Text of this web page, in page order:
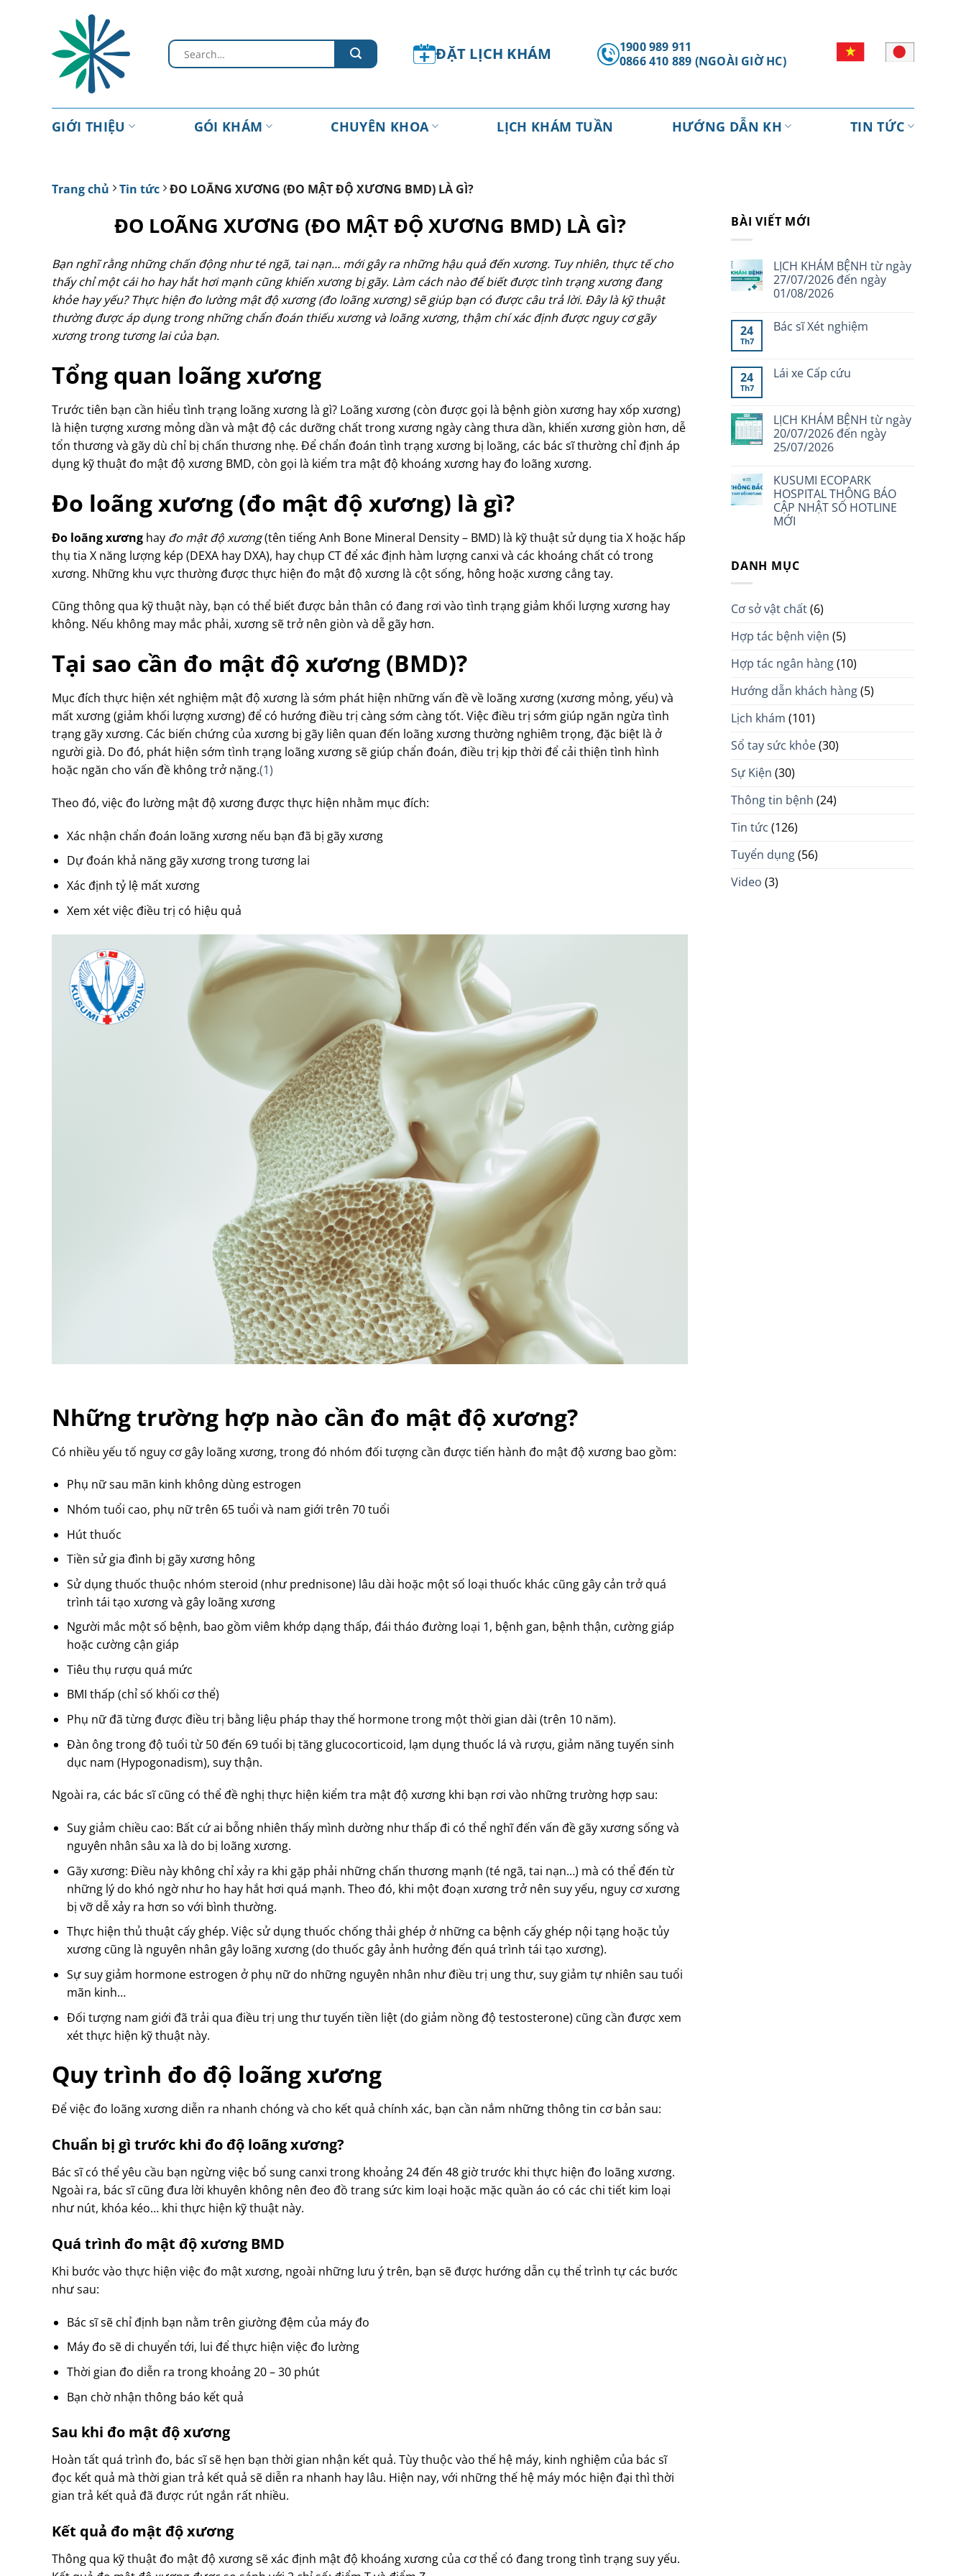
ĐẶT LỊCH KHÁM
1900 989 911
0866 410 889 (NGOÀI GIỜ HC)
GIỚI THIỆU GÓI KHÁM CHUYÊN KHOA LỊCH KHÁM TUẦN HƯỚNG DẪN KH TIN TỨC
Trang chủ Tin tức ĐO LOÃNG XƯƠNG (ĐO MẬT ĐỘ XƯƠNG BMD) LÀ GÌ?
ĐO LOÃNG XƯƠNG (ĐO MẬT ĐỘ XƯƠNG BMD) LÀ GÌ?
Bạn nghĩ rằng những chấn động như té ngã, tai nạn… mới gây ra những hậu quả đến xương. Tuy nhiên, thực tế cho
thấy chỉ một cái ho hay hắt hơi mạnh cũng khiến xương bị gãy. Làm cách nào để biết được tình trạng xương đang
khỏe hay yếu? Thực hiện đo lường mật độ xương (đo loãng xương) sẽ giúp bạn có được câu trả lời. Đây là kỹ thuật
thường được áp dụng trong những chẩn đoán thiếu xương và loãng xương, thậm chí xác định được nguy cơ gãy
xương trong tương lai của bạn.
Tổng quan loãng xương
Trước tiên bạn cần hiểu tình trạng loãng xương là gì? Loãng xương (còn được gọi là bệnh giòn xương hay xốp xương)
là hiện tượng xương mỏng dần và mật độ các dưỡng chất trong xương ngày càng thưa dần, khiến xương giòn hơn, dễ
tổn thương và gãy dù chỉ bị chấn thương nhẹ. Để chẩn đoán tình trạng xương bị loãng, các bác sĩ thường chỉ định áp
dụng kỹ thuật đo mật độ xương BMD, còn gọi là kiểm tra mật độ khoáng xương hay đo loãng xương.
Đo loãng xương (đo mật độ xương) là gì?
Đo loãng xương hay đo mật độ xương(tên tiếng Anh Bone Mineral Density – BMD) là kỹ thuật sử dụng tia X hoặc hấp
thụ tia X năng lượng kép (DEXA hay DXA), hay chụp CT để xác định hàm lượng canxi và các khoáng chất có trong
xương. Những khu vực thường được thực hiện đo mật độ xương là cột sống, hông hoặc xương cẳng tay.
Cũng thông qua kỹ thuật này, bạn có thể biết được bản thân có đang rơi vào tình trạng giảm khối lượng xương hay
không. Nếu không may mắc phải, xương sẽ trở nên giòn và dễ gãy hơn.
Tại sao cần đo mật độ xương (BMD)?
Mục đích thực hiện xét nghiệm mật độ xương là sớm phát hiện những vấn đề về loãng xương (xương mỏng, yếu) và
mất xương (giảm khối lượng xương) để có hướng điều trị càng sớm càng tốt. Việc điều trị sớm giúp ngăn ngừa tình
trạng gãy xương. Các biến chứng của xương bị gãy liên quan đến loãng xương thường nghiêm trọng, đặc biệt là ở
người già. Do đó, phát hiện sớm tình trạng loãng xương sẽ giúp chẩn đoán, điều trị kịp thời để cải thiện tình hình
hoặc ngăn cho vấn đề không trở nặng.(1)
Theo đó, việc đo lường mật độ xương được thực hiện nhằm mục đích:
Xác nhận chẩn đoán loãng xương nếu bạn đã bị gãy xương
Dự đoán khả năng gãy xương trong tương lai
Xác định tỷ lệ mất xương
Xem xét việc điều trị có hiệu quả
Những trường hợp nào cần đo mật độ xương?
Có nhiều yếu tố nguy cơ gây loãng xương, trong đó nhóm đối tượng cần được tiến hành đo mật độ xương bao gồm:
Phụ nữ sau mãn kinh không dùng estrogen
Nhóm tuổi cao, phụ nữ trên 65 tuổi và nam giới trên 70 tuổi
Hút thuốc
Tiền sử gia đình bị gãy xương hông
Sử dụng thuốc thuộc nhóm steroid (như prednisone) lâu dài hoặc một số loại thuốc khác cũng gây cản trở quá
trình tái tạo xương và gây loãng xương
Người mắc một số bệnh, bao gồm viêm khớp dạng thấp, đái tháo đường loại 1, bệnh gan, bệnh thận, cường giáp
hoặc cường cận giáp
Tiêu thụ rượu quá mức
BMI thấp (chỉ số khối cơ thể)
Phụ nữ đã từng được điều trị bằng liệu pháp thay thế hormone trong một thời gian dài (trên 10 năm).
Đàn ông trong độ tuổi từ 50 đến 69 tuổi bị tăng glucocorticoid, lạm dụng thuốc lá và rượu, giảm năng tuyến sinh
dục nam (Hypogonadism), suy thận.
Ngoài ra, các bác sĩ cũng có thể đề nghị thực hiện kiểm tra mật độ xương khi bạn rơi vào những trường hợp sau:
Suy giảm chiều cao: Bất cứ ai bỗng nhiên thấy mình dường như thấp đi có thể nghĩ đến vấn đề gãy xương sống và
nguyên nhân sâu xa là do bị loãng xương.
Gãy xương: Điều này không chỉ xảy ra khi gặp phải những chấn thương mạnh (té ngã, tai nạn…) mà có thể đến từ
những lý do khó ngờ như ho hay hắt hơi quá mạnh. Theo đó, khi một đoạn xương trở nên suy yếu, nguy cơ xương
bị vỡ dễ xảy ra hơn so với bình thường.
Thực hiện thủ thuật cấy ghép. Việc sử dụng thuốc chống thải ghép ở những ca bệnh cấy ghép nội tạng hoặc tủy
xương cũng là nguyên nhân gây loãng xương (do thuốc gây ảnh hưởng đến quá trình tái tạo xương).
Sự suy giảm hormone estrogen ở phụ nữ do những nguyên nhân như điều trị ung thư, suy giảm tự nhiên sau tuổi
mãn kinh…
Đối tượng nam giới đã trải qua điều trị ung thư tuyến tiền liệt (do giảm nồng độ testosterone) cũng cần được xem
xét thực hiện kỹ thuật này.
Quy trình đo độ loãng xương
Để việc đo loãng xương diễn ra nhanh chóng và cho kết quả chính xác, bạn cần nắm những thông tin cơ bản sau:
Chuẩn bị gì trước khi đo độ loãng xương?
Bác sĩ có thể yêu cầu bạn ngừng việc bổ sung canxi trong khoảng 24 đến 48 giờ trước khi thực hiện đo loãng xương.
Ngoài ra, bác sĩ cũng đưa lời khuyên không nên đeo đồ trang sức kim loại hoặc mặc quần áo có các chi tiết kim loại
như nút, khóa kéo… khi thực hiện kỹ thuật này.
Quá trình đo mật độ xương BMD
Khi bước vào thực hiện việc đo mật xương, ngoài những lưu ý trên, bạn sẽ được hướng dẫn cụ thể trình tự các bước
như sau:
Bác sĩ sẽ chỉ định bạn nằm trên giường đệm của máy đo
Máy đo sẽ di chuyển tới, lui để thực hiện việc đo lường
Thời gian đo diễn ra trong khoảng 20 – 30 phút
Bạn chờ nhận thông báo kết quả
Sau khi đo mật độ xương
Hoàn tất quá trình đo, bác sĩ sẽ hẹn bạn thời gian nhận kết quả. Tùy thuộc vào thế hệ máy, kinh nghiệm của bác sĩ
đọc kết quả mà thời gian trả kết quả sẽ diễn ra nhanh hay lâu. Hiện nay, với những thế hệ máy móc hiện đại thì thời
gian trả kết quả đã được rút ngắn rất nhiều.
Kết quả đo mật độ xương
Thông qua kỹ thuật đo mật độ xương sẽ xác định mật độ khoáng xương của cơ thể có đang trong tình trạng suy yếu.
BÀI VIẾT MỚI
LỊCH KHÁM BỆNH từ ngày
27/07/2026 đến ngày
01/08/2026
24
Th7
Bác sĩ Xét nghiệm
24
Th7
Lái xe Cấp cứu
LỊCH KHÁM BỆNH từ ngày
20/07/2026 đến ngày
25/07/2026
KUSUMI ECOPARK
HOSPITAL THÔNG BÁO
CẬP NHẬT SỐ HOTLINE
MỚI
DANH MỤC
Cơ sở vật chất(6)
Hợp tác bệnh viện (5)
Hợp tác ngân hàng(10)
Hướng dẫn khách hàng(5)
Lịch khám (101)
Sổ tay sức khỏe(30)
Sự Kiện (30)
Thông tin bệnh (24)
Tin tức (126)
Tuyển dụng(56)
Video (3)